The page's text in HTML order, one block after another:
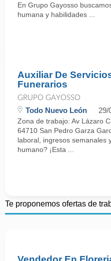
En Grupo Gayosso
humana y habilidades ...
Auxiliar De
Funerarios
GRUPO GAYOSSO
Todo Nuevo León 29/
Zona de trabajo: Av Lázaro
64710 San Pedro Garza
laboral, ingresos semanales
humano? ¡Esta ...
Te proponemos ofertas de